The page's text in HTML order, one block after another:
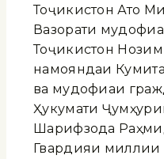
Тоҷикистон Ато
Вазорати
Тоҷикистон
намояндаи
ва мудофиаи
Ҳукумати
Шарифзода
Гвардияи миллии